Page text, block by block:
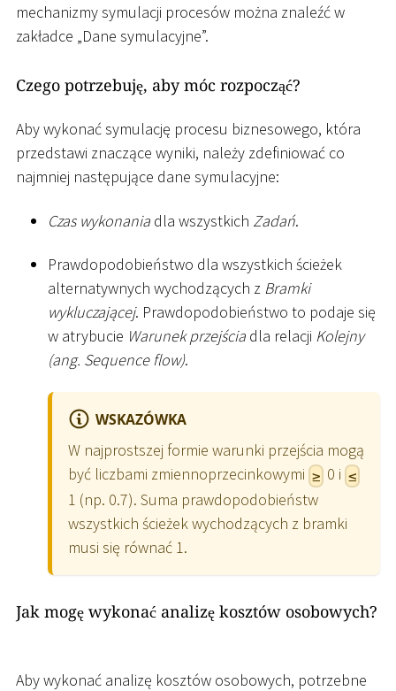
mechanizmy symulacji procesów można znaleźć w
zakładce „Dane symulacyjne”.
Czego potrzebuję, aby móc rozpocząć?
Aby wykonać symulację procesu biznesowego, która
przedstawi znaczące wyniki, należy zdefiniować co
najmniej następujące dane symulacyjne:
Czas wykonania dla wszystkich Zadań.
Prawdopodobieństwo dla wszystkich ścieżek
alternatywnych wychodzących z Bramki
wykluczającej. Prawdopodobieństwo to podaje się
w atrybucie Warunek przejścia dla relacji Kolejny
(ang. Sequence flow).
WSKAZÓWKA
W najprostszej formie warunki przejścia mogą
być liczbami zmiennoprzecinkowymi ≥ 0 i ≤
1 (np. 0.7). Suma prawdopodobieństw
wszystkich ścieżek wychodzących z bramki
musi się równać 1.
Jak mogę wykonać analizę kosztów osobowych?
Aby wykonać analizę kosztów osobowych, potrzebne